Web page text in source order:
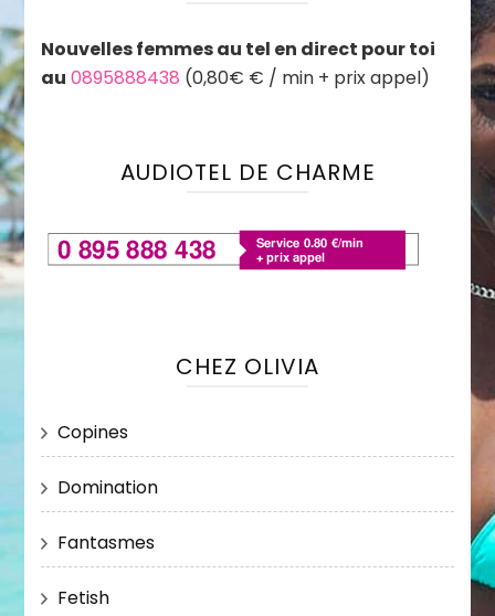
Nouvelles femmes au tel en direct pour toi
au 0895888438 (0,80€ € / min + prix appel)
AUDIOTEL DE CHARME
CHEZ OLIVIA
Copines
Domination
Fantasmes
Fetish